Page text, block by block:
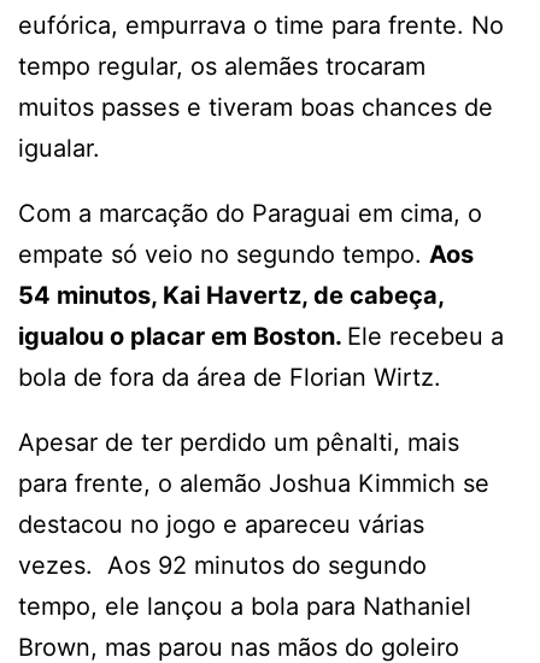
eufórica, empurrava o time para frente. No
tempo regular, os alemães trocaram
muitos passes e tiveram boas chances de
igualar.
Com a marcação do Paraguai em cima, o
empate só veio no segundo tempo. Aos
54 minutos, Kai Havertz, de cabeça,
igualou o placar em Boston. Ele recebeu a
bola de fora da área de Florian Wirtz.
Apesar de ter perdido um pênalti, mais
para frente, o alemão Joshua Kimmich se
destacou no jogo e apareceu várias
vezes. Aos 92 minutos do segundo
tempo, ele lançou a bola para Nathaniel
Brown, mas parou nas mãos do goleiro